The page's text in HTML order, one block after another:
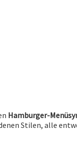
Hamburger-
Stilen, alle